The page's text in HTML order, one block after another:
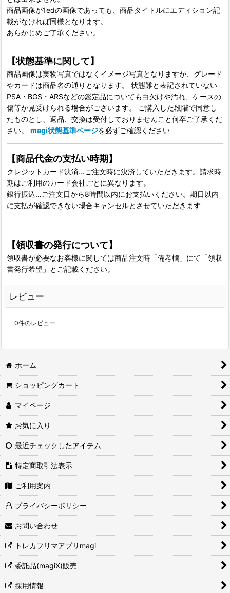
商品画像が1edの画像であっても、商品タイトルにエディション記
載がなければ同様となります。
あらかじめご了承ください。
【状態基準に関して】
商品画像は実物写真ではなくイメージ写真となりますが、グレード
やカードは商品名の通りとなります。 状態難と表記されていない
PSA・BGS・ARSなどの鑑定品についても白欠けや汚れ、ケースの
傷等が見受けられる場合がございます。 ご購入した段階で同意し
たものとし、返品、交換は受付しておりませんこと何卒ご了承くだ
さい。 magi状態基準ページを必ずご確認ください
【商品代金の支払い時期】
クレジットカード決済…ご注文時に決済していただきます。請求時
期はご利用のカード会社ごとに異なります。
銀行振込…ご注文日から8時間以内にお支払いください。期日以内
に支払が確認できない場合キャンセルとさせていただきます
【領収書の発行について】
領収書が必要なお客様に関しては商品注文時「備考欄」にて「領収
書発行希望」とご記載ください。
レビュー
0件のレビュー
ホーム
ショッピングカート
マイページ
お気に入り
最近チェックしたアイテム
特定商取引法表示
ご利用案内
プライバシーポリシー
お問い合わせ
トレカフリマアプリmagi
委託品(magiX)販売
採用情報